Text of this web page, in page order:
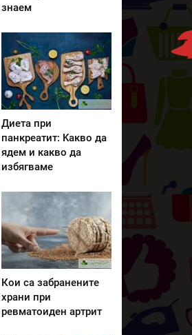
знаем
Диета при
панкреатит: Kакво да
ядем и какво да
избягваме
Кои са забранените
храни при
ревматоиден артрит